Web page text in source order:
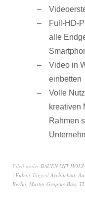
Full-HD-
alle
Video in
einbetten
Volle
kreativen
Rahmen
Filed underBAUEN MIT
| Videos Tagged Architektur,
Berlin, Martin-Gropius-Bau,